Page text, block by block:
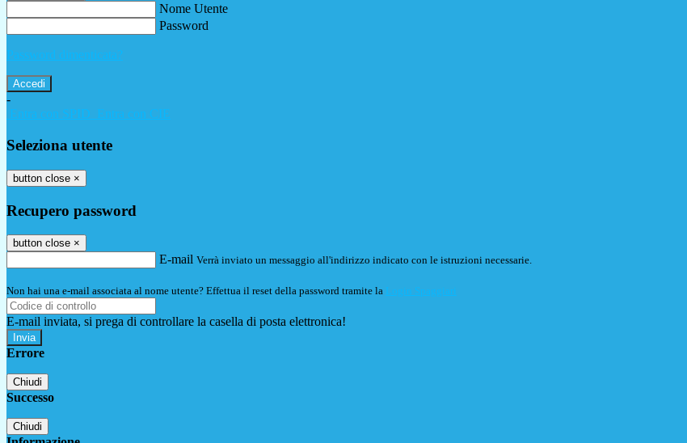
Nome Utente
Password
Password dimenticata?
-
Entra con SPID
Entra con CIE
Seleziona utente
button close ×
Recupero password
button close ×
E-mail Verrà inviato un messaggio all'indirizzo indicato con le istruzioni necessarie.
Non hai una e-mail associata al nome utente? Effettua il reset della password tramite la Login Spaggiari
E-mail inviata, si prega di controllare la casella di posta elettronica!
Errore
Chiudi
Successo
Chiudi